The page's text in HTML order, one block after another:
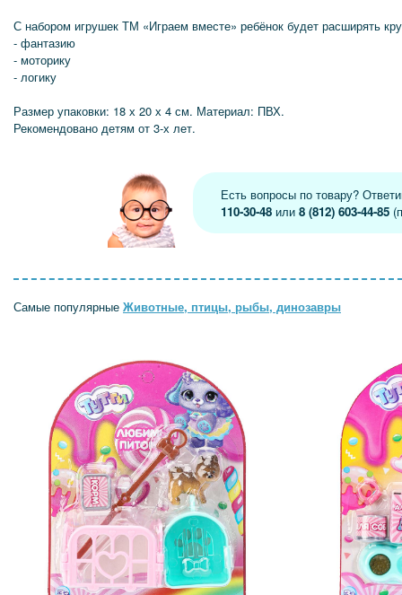
С набором игрушек ТМ «Играем вместе» ребёнок будет расширять
- фантазию
- моторику
- логику
Размер упаковки: 18 х 20 х 4 см. Материал: ПВХ.
Рекомендовано детям от 3-х лет.
Есть вопросы по товару?
110-30-48 или8 (812) 603-44-85
Самые популярные Животные, птицы, рыбы, динозавры